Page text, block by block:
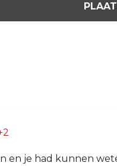
en je had kunnen